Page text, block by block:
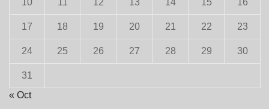
10 12 13 14 15 16
17 18 19 20 21 22 23
24 25 26 27 28 29 30
31
« Oct